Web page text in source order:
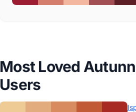
Most Loved
Users